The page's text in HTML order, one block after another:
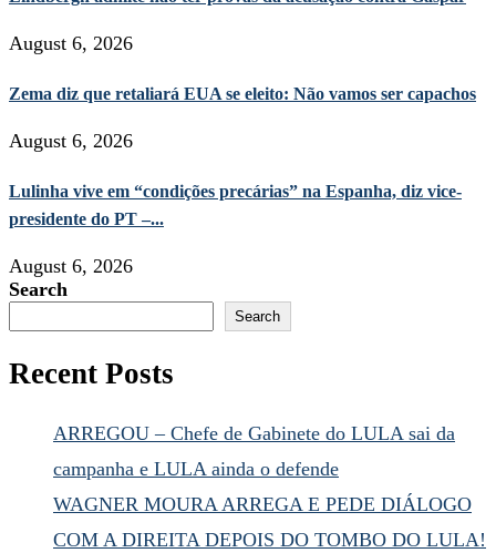
August 6, 2026
Zema diz que retaliará EUA se eleito: Não vamos ser capachos
August 6, 2026
Lulinha vive em “condições precárias” na Espanha, diz vice-
presidente do PT –...
August 6, 2026
Search
Search
Recent Posts
ARREGOU – Chefe de Gabinete do LULA sai da
campanha e LULA ainda o defende
WAGNER MOURA ARREGA E PEDE DIÁLOGO
COM A DIREITA DEPOIS DO TOMBO DO LULA!